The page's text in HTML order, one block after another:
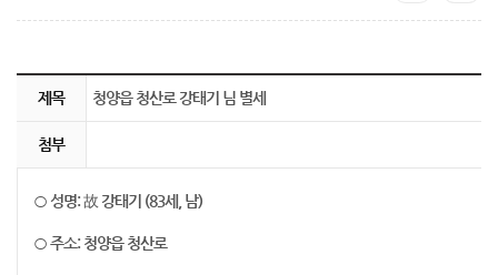
『 청양읍 청산로 강태기 님 별세 』글의 상세내용을 확인하는 표로 제목, 부서명, 등록일, 조회, 첨부, 내용으로 나뉘어 설명합니다.
제목
청양읍 청산로 강태기 님 별세
첨부
○ 성명: 故 강태기 (83세, 남)
○ 주소: 청양읍 청산로